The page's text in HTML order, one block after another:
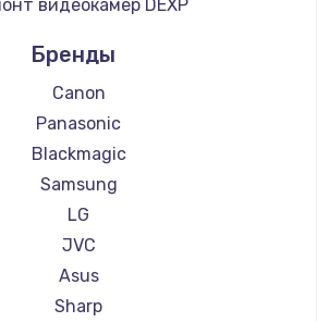
видеокамер DEXP
Бренды
Canon
Panasonic
Blackmagic
Samsung
LG
JVC
Asus
Sharp